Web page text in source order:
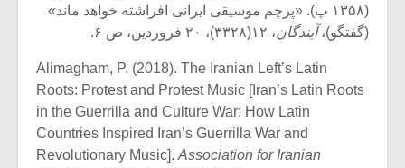
(۱۳۵۸ پ). «پرچم موسیقی ایرانی افراشته خواهد ماند»
(گفتگو)،آیندگان، ۱۲(۳۳۲۸)، ۲۰ فروردین، ص ۶.
Alimagham, P. (2018). The Iranian Left’s Latin
Roots: Protest and Protest Music [Iran’s Latin Roots
in the Guerrilla and Culture War: How Latin
Countries Inspired Iran’s Guerrilla War and
Revolutionary Music]. Association for Iranian